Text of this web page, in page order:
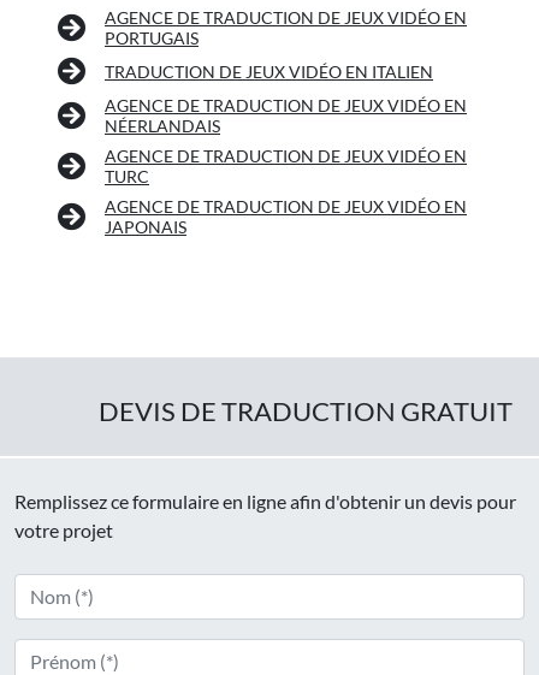
AGENCE DE TRADUCTION DE JEUX VIDÉO EN
PORTUGAIS
TRADUCTION DE JEUX VIDÉO EN ITALIEN
AGENCE DE TRADUCTION DE JEUX VIDÉO EN
NÉERLANDAIS
AGENCE DE TRADUCTION DE JEUX VIDÉO EN
TURC
AGENCE DE TRADUCTION DE JEUX VIDÉO EN
JAPONAIS
DEVIS DE TRADUCTION GRATUIT
Remplissez ce formulaire en ligne afin d'obtenir un devis pour
votre projet